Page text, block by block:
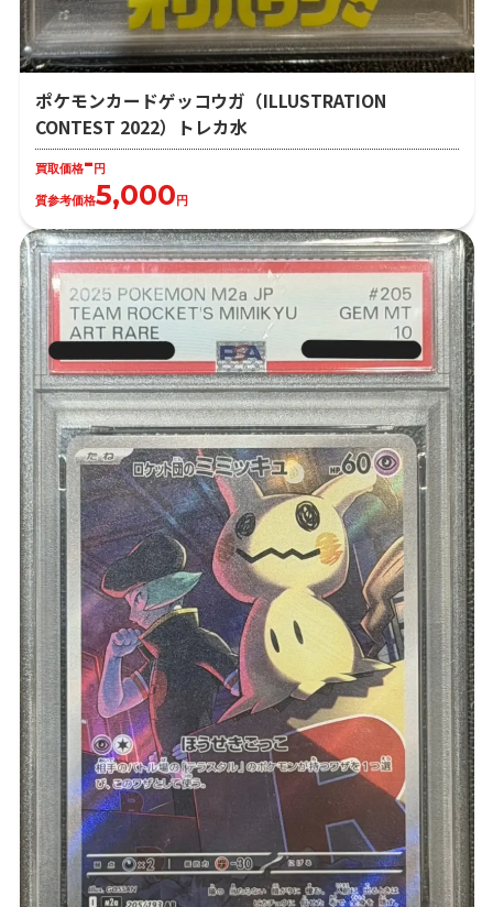
ポケモンカードゲッコウガ（ILLUSTRATION
CONTEST 2022）トレカ水
買取価格- 円
質参考価格5,000 円